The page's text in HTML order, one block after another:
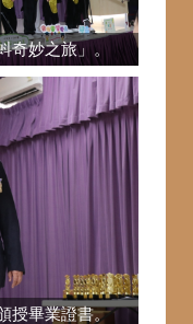
奇妙之旅」。
授畢業證書。